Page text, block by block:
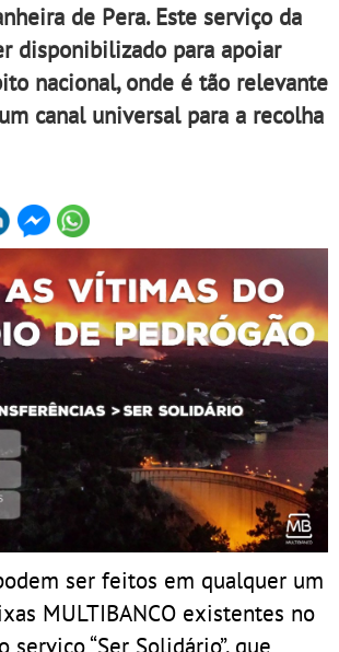
de Pera. Este serviço da
disponibilizado para apoiar
nacional, onde é tão relevante
canal universal para a recolha
ser feitos em qualquer um
MULTIBANCO existentes no